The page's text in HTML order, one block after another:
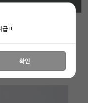
급!!
확인